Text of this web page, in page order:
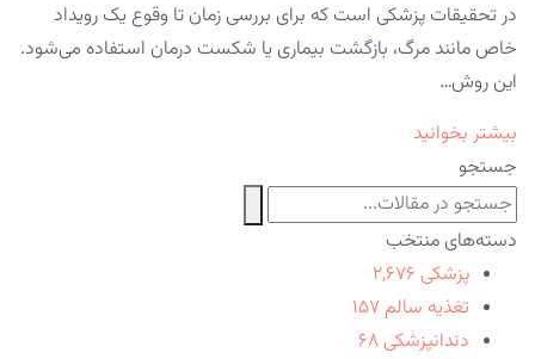
در تحقیقات پزشکی است که برای بررسی زمان تا وقوع یک رویداد
خاص مانند مرگ، بازگشت بیماری یا شکست درمان استفاده می‌شود.
این روش…
بیشتر بخوانید
جستجو
دسته‌های منتخب
پزشکی ۲,۶۷۶
تغذیه سالم ۱۵۷
دندانپزشکی ۶۸